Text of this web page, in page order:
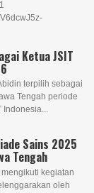
Ketua JSIT
terpilih sebagai
Tengah periode
Sains 2025
Tengah
kegiatan
oleh